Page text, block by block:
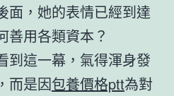
面，她的表情已經到達
善用各類資本？
到這一幕，氣得渾身發
而是因包養價格ptt為對